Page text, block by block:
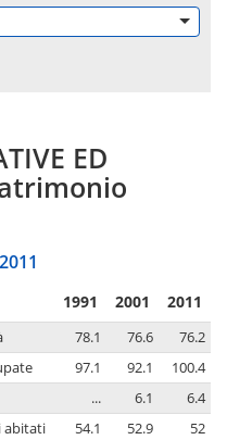
ED
1991 2001 2011
78.1 76.6
76.2
97.1 92.1
100.4
... 6.1
6.4
abitati
54.1 52.9
52